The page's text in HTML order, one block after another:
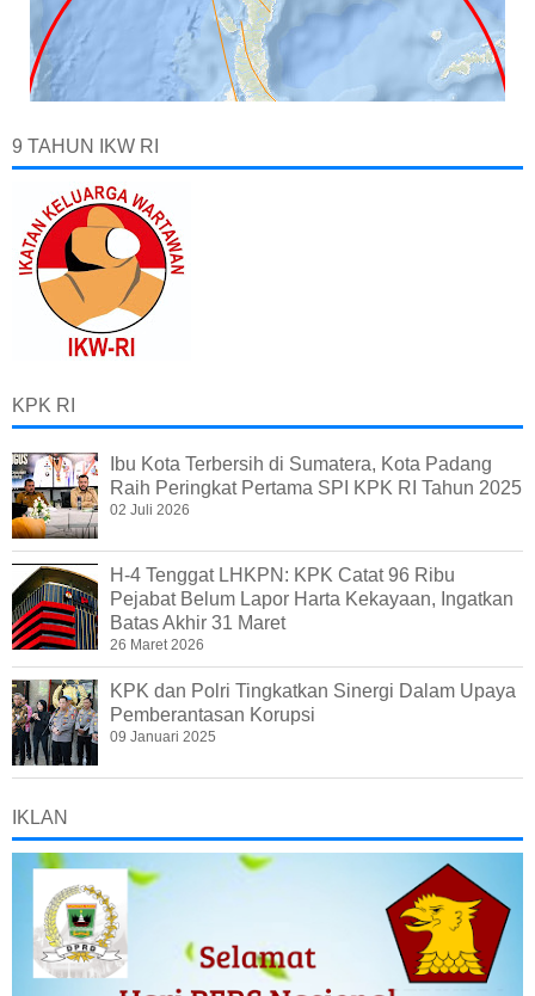
9 TAHUN IKW RI
KPK RI
Ibu Kota Terbersih di Sumatera, Kota Padang
Raih Peringkat Pertama SPI KPK RI Tahun 2025
02 Juli 2026
H-4 Tenggat LHKPN: KPK Catat 96 Ribu
Pejabat Belum Lapor Harta Kekayaan, Ingatkan
Batas Akhir 31 Maret
26 Maret 2026
KPK dan Polri Tingkatkan Sinergi Dalam Upaya
Pemberantasan Korupsi
09 Januari 2025
IKLAN